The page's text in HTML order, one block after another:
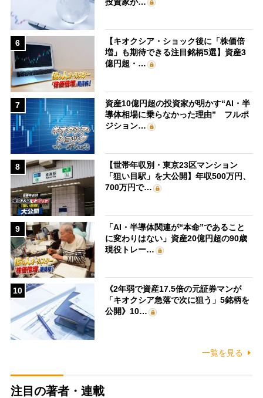
6
【キオクシア・ショック後に「株価倍
増」も期待できる注目銘柄5選】資産3
億円超・…
7
資産10億円超の投資家が明かす“AI・半
導体相場に乗らなかった理由” フルポ
ジション…
8
【世帯年収別・東京23区マンション
「狙い目駅」を大公開】年収500万円、
700万円で…
9
「AI・半導体関連が“本命”であること
に変わりはない」資産20億円超の90歳
現役トレー…
10
《2年弱で資産17.5倍の元証券マンが
「キオクシア急落で次に狙う」5銘柄を
公開》10…
一覧を見る
注目の著者・連載